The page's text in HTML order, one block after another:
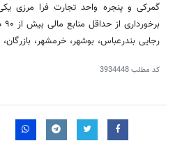
رجایی بندرعباس، بوشهر، خرمشهر،
کد مطلب3934448